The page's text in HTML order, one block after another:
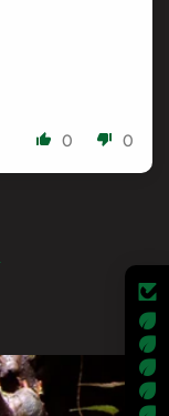
0 0